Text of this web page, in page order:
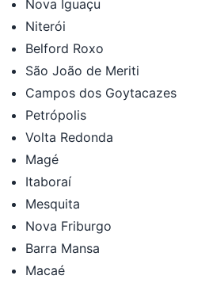
Nova Iguaçu
Niterói
Belford Roxo
São João de Meriti
Campos dos Goytacazes
Petrópolis
Volta Redonda
Magé
Itaboraí
Mesquita
Nova Friburgo
Barra Mansa
Macaé